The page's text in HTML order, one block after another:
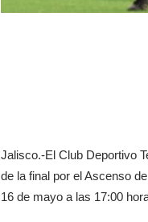
Jalisco.-El Club Deportivo
de la final por el Ascenso
16 de mayo a las 17:00